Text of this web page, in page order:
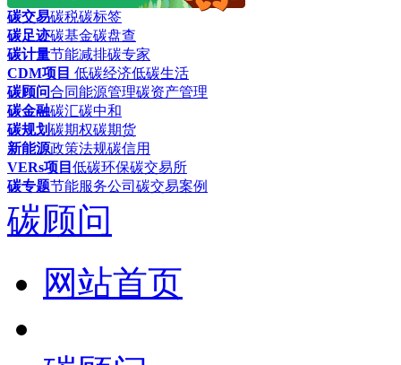
碳交易碳税碳标签
碳足迹碳基金碳盘查
碳计量节能减排碳专家
CDM项目 低碳经济低碳生活
碳顾问合同能源管理碳资产管理
碳金融碳汇碳中和
碳规划碳期权碳期货
新能源政策法规碳信用
VERs项目 低碳环保碳交易所
碳专题节能服务公司 碳交易案例
碳顾问
网站首页